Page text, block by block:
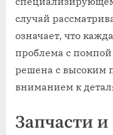
случай
означает, что
проблема с
решена с высоким
вниманием к
Запчасти и